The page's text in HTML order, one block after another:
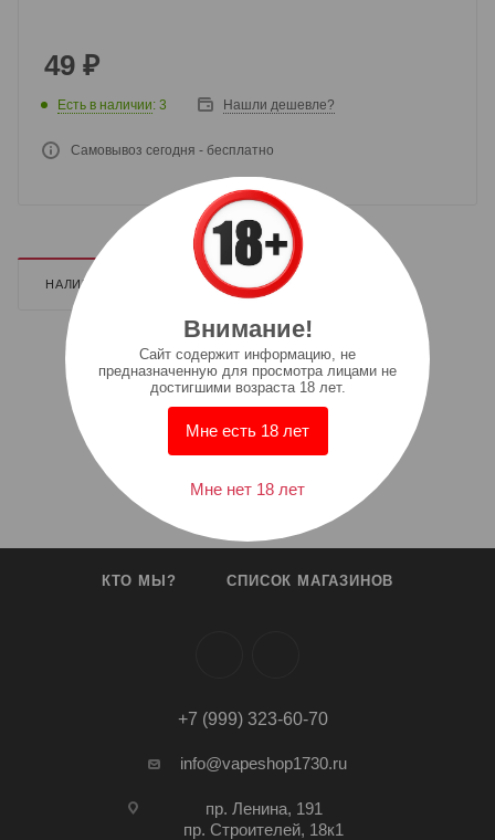
49 ₽
Есть в наличии: 3 Нашли дешевле?
Самовывоз сегодня - бесплатно
НАЛИЧИЕ ДОПОЛНИТЕЛЬНО
КТО МЫ? СПИСОК МАГАЗИНОВ
+7 (999) 323-60-70
info@vapeshop1730.ru
пр. Ленина, 191
пр. Строителей, 18к1
Внимание!
Cайт содержит информацию, не
предназначенную для просмотра лицами не
достигшими возраста 18 лет.
Мне есть 18 лет
Мне нет 18 лет